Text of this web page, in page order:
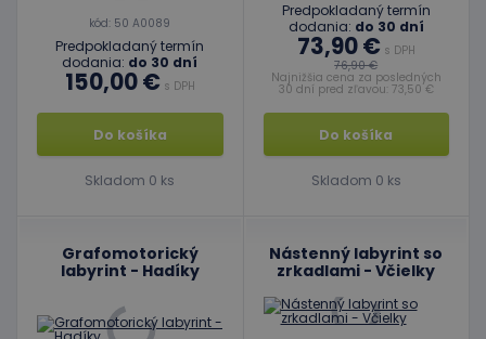
kód: 50 A0089
Predpokladaný termín
dodania: do 30 dní
150,00 € s DPH
Do košíka
Skladom 0 ks
Predpokladaný termín
dodania: do 30 dní
73,90 € s DPH
76,90 €
Najnižšia cena za posledných
30 dní pred zľavou: 73,50 €
Do košíka
Skladom 0 ks
Grafomotorický
labyrint - Hadíky
Nástenný labyrint so
zrkadlami - Včielky